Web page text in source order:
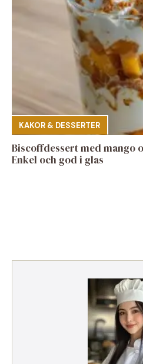
KAKOR & DESSERTER
Biscoffdessert med mango
Enkel och god i glas